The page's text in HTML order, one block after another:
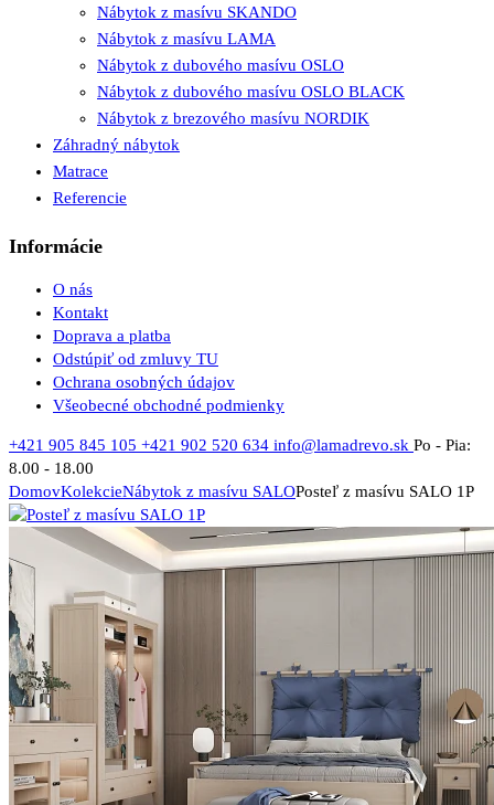
Nábytok z masívu SKANDO
Nábytok z masívu LAMA
Nábytok z dubového masívu OSLO
Nábytok z dubového masívu OSLO BLACK
Nábytok z brezového masívu NORDIK
Záhradný nábytok
Matrace
Referencie
Informácie
O nás
Kontakt
Doprava a platba
Odstúpiť od zmluvy TU
Ochrana osobných údajov
Všeobecné obchodné podmienky
+421 905 845 105 +421 902 520 634 info@lamadrevo.sk Po - Pia:
8.00 - 18.00
DomovKolekcieNábytok z masívu SALOPosteľ z masívu SALO 1P